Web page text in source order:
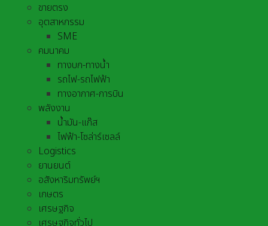
ขายตรง
อุตสาหกรรม
SME
คมนาคม
ทางบก-ทางน้ำ
รถไฟ-รถไฟฟ้า
ทางอากาศ-การบิน
พลังงาน
น้ำมัน-แก๊ส
ไฟฟ้า-โซล่าร์เซลล์
Logistics
ยานยนต์
อสังหาริมทรัพย์ฯ
เกษตร
เศรษฐกิจ
เศรษฐกิจทั่วไป